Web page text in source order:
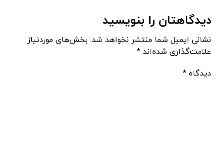
دیدگاهتان را بنویسید
نشانی ایمیل شما منتشر نخواهد شد. بخش‌های موردنیاز
علامت‌گذاری شده‌اند*
دیدگاه*